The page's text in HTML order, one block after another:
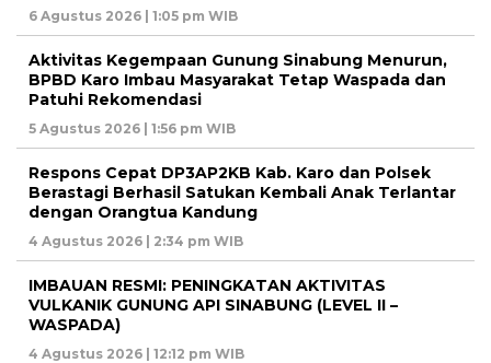
6 Agustus 2026 | 1:05 pm WIB
Aktivitas Kegempaan Gunung Sinabung Menurun,
BPBD Karo Imbau Masyarakat Tetap Waspada dan
Patuhi Rekomendasi
5 Agustus 2026 | 1:56 pm WIB
Respons Cepat DP3AP2KB Kab. Karo dan Polsek
Berastagi Berhasil Satukan Kembali Anak Terlantar
dengan Orangtua Kandung
4 Agustus 2026 | 2:34 pm WIB
IMBAUAN RESMI: PENINGKATAN AKTIVITAS
VULKANIK GUNUNG API SINABUNG (LEVEL II –
WASPADA)
4 Agustus 2026 | 12:12 pm WIB